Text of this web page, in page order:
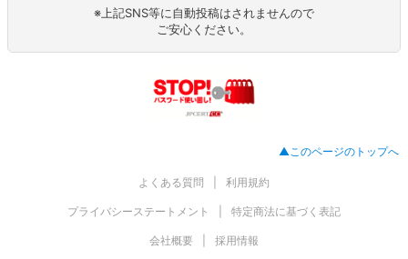
※上記SNS等に自動投稿はされませんので
ご安心ください。
▲このページのトップへ
よくある質問 利用規約
プライバシーステートメント 特定商法に基づく表記
会社概要 採用情報